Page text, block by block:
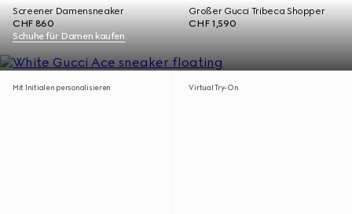
Screener Damensneaker
CHF 860
Großer Gucci Tribeca Shopper
CHF 1,590
Schuhe für Damen kaufen
Mit Initialen personalisieren Virtual Try-On